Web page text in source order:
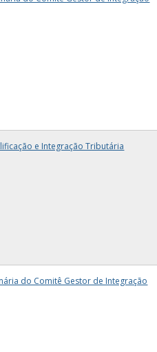
e Integração Tributária
do Comitê Gestor de Integração